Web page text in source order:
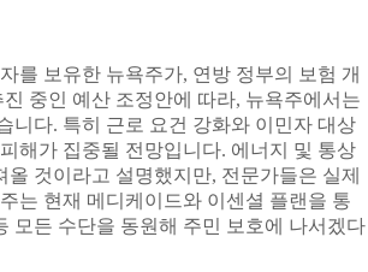
를 보유한 뉴욕주가, 연방 정부의 보험 개
중인 예산 조정안에 따라, 뉴욕주에서는
니다. 특히 근로 요건 강화와 이민자 대상
해가 집중될 전망입니다. 에너지 및 통상
것이라고 설명했지만, 전문가들은 실제
는 현재 메디케이드와 이센셜 플랜을 통
모든 수단을 동원해 주민 보호에 나서겠다